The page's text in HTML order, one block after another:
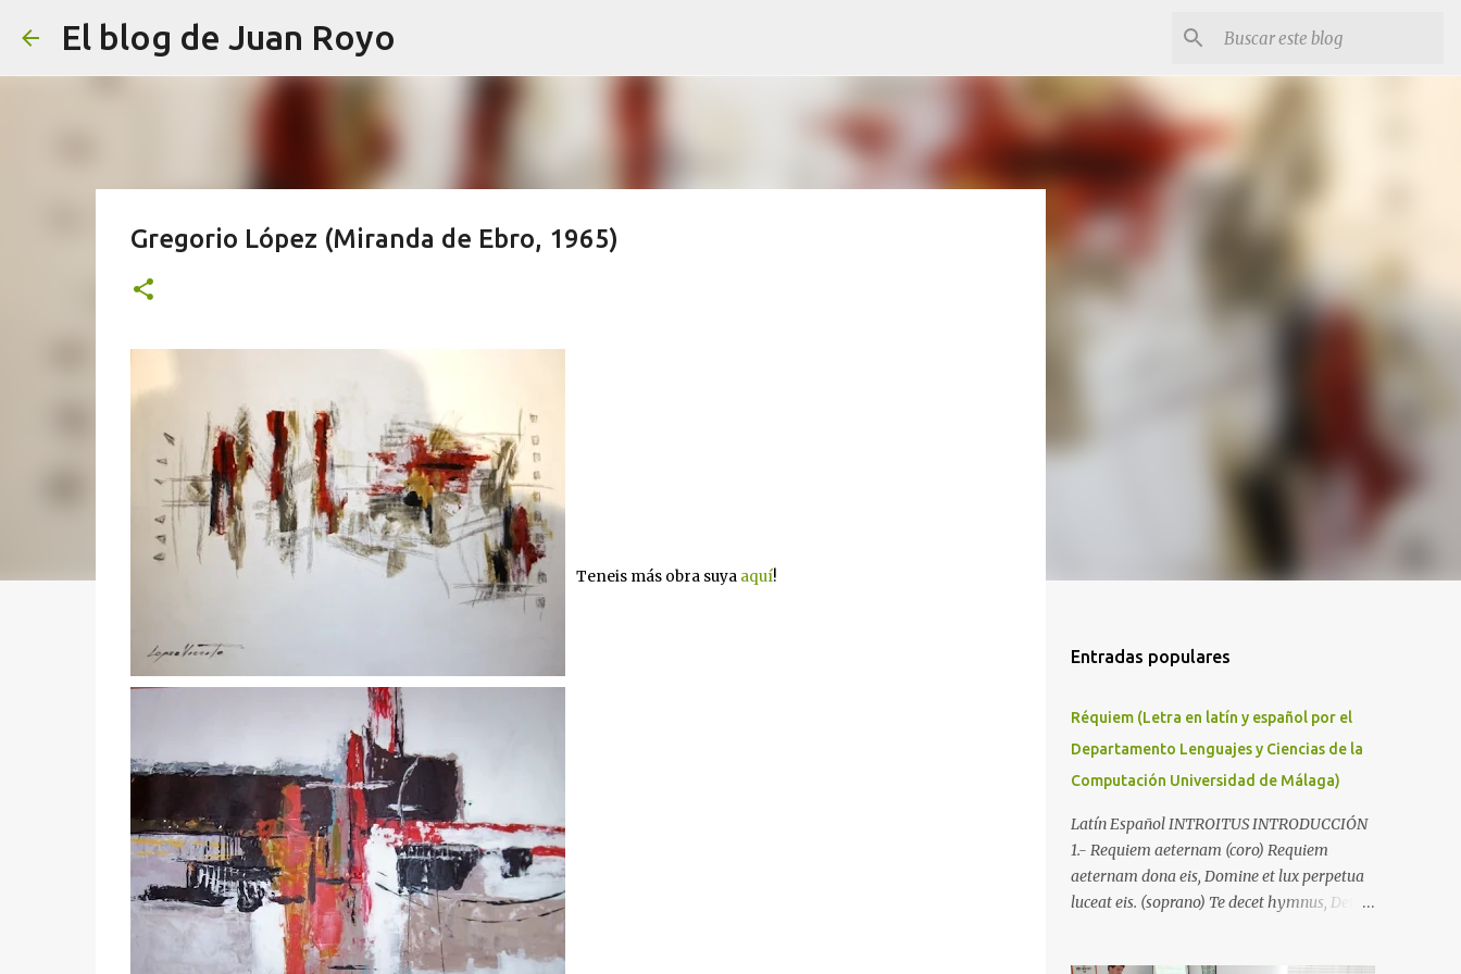
El blog de Juan Royo
Gregorio López (Miranda de Ebro, 1965)
Teneis más obra suya aquí!
Entradas populares
Réquiem (Letra en latín y español por el
Departamento Lenguajes y Ciencias de la
Computación Universidad de Málaga)
Latín Español INTROITUS INTRODUCCIÓN
1.- Requiem aeternam (coro) Requiem
aeternam dona eis, Domine et lux perpetua
luceat eis. (soprano) Te decet hymnus, Deus,